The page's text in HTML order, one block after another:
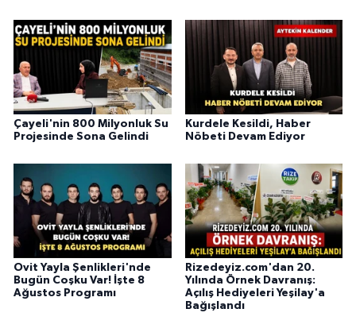
Çayeli'nin 800 Milyonluk Su
Projesinde Sona Gelindi
Kurdele Kesildi, Haber
Nöbeti Devam Ediyor
Ovit Yayla Şenlikleri'nde
Bugün Coşku Var! İşte 8
Ağustos Programı
Rizedeyiz.com'dan 20.
Yılında Örnek Davranış:
Açılış Hediyeleri Yeşilay'a
Bağışlandı